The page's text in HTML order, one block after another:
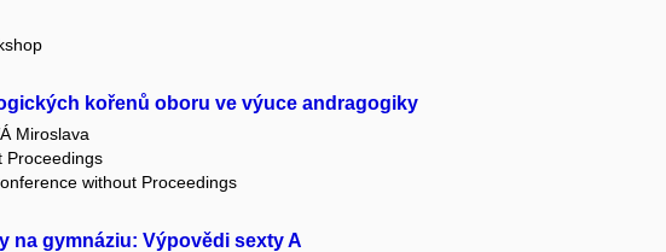
kořenů oboru ve výuce andragogiky
Miroslava
Proceedings
without Proceedings
na gymnáziu: Výpovědi sexty A